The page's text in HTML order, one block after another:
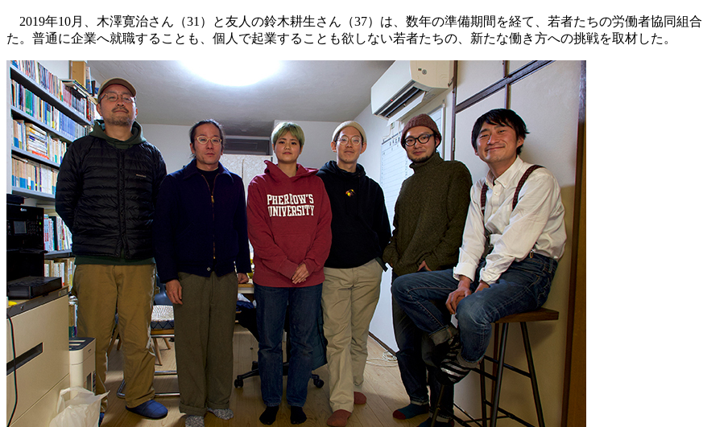
2019年10月、木澤寛治さん（31）と友人の鈴木耕生さん（37）は、数年の準備期間を経て、若者たちの労働者協同組
た。普通に企業へ就職することも、個人で起業することも欲しない若者たちの、新たな働き方への挑戦を取材した。